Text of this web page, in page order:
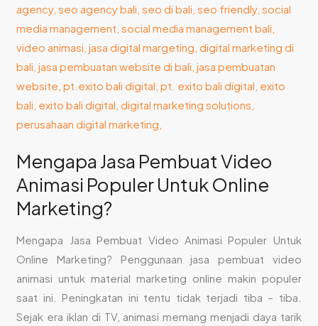
Mengapa Jasa Pembuat Video
Animasi Populer Untuk Online
Marketing?
Mengapa Jasa Pembuat Video Animasi Populer Untuk
Online Marketing? Penggunaan jasa pembuat video
animasi untuk material marketing online makin populer
saat ini. Peningkatan ini tentu tidak terjadi tiba – tiba.
Sejak era iklan di TV, animasi memang menjadi daya tarik
Marketing?